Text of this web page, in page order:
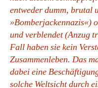
entweder dumm, brutal
»Bomberjackennazis«)
und verblendet (Anzug
Fall haben sie kein
Zusammenleben. Das
dabei eine
solche Weltsicht durch